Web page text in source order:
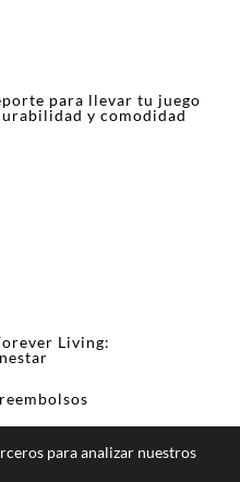
para llevar tu juego
y comodidad
Living:
para analizar nuestros